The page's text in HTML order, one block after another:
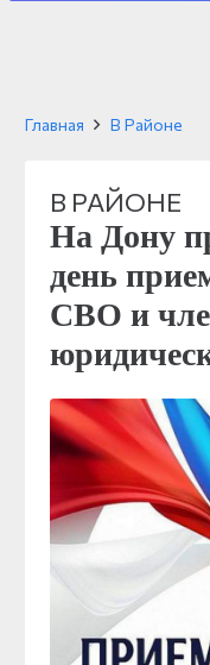
Главная В Районе
В РАЙОНЕ
На Дону
день
СВО и